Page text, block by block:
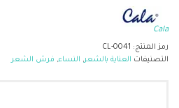
Cala
رمز المنتج: CL-0041
التصنيفات العناية بالشعر, النساء, فرش الشعر